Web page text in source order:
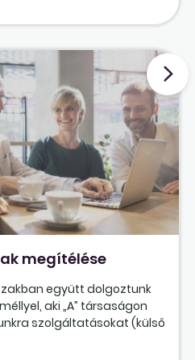
megítélése
együtt dolgoztunk
aki „A” társaságon
szolgáltatásokat (külső